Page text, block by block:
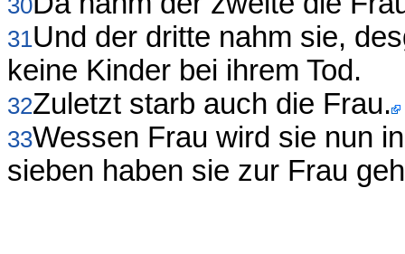
30
31Und der dritte nahm sie,
keine Kinder bei ihrem Tod.
32Zuletzt starb auch die Frau.
33Wessen Frau wird sie nun
sieben haben sie zur Frau